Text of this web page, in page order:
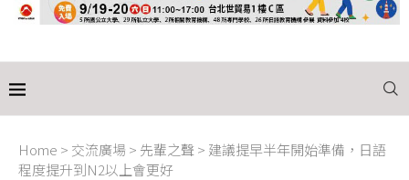
Home > 交流廣場 > 先輩之聲 > 建議提早半年開始準備，日語
程度提升到N2以上會更好